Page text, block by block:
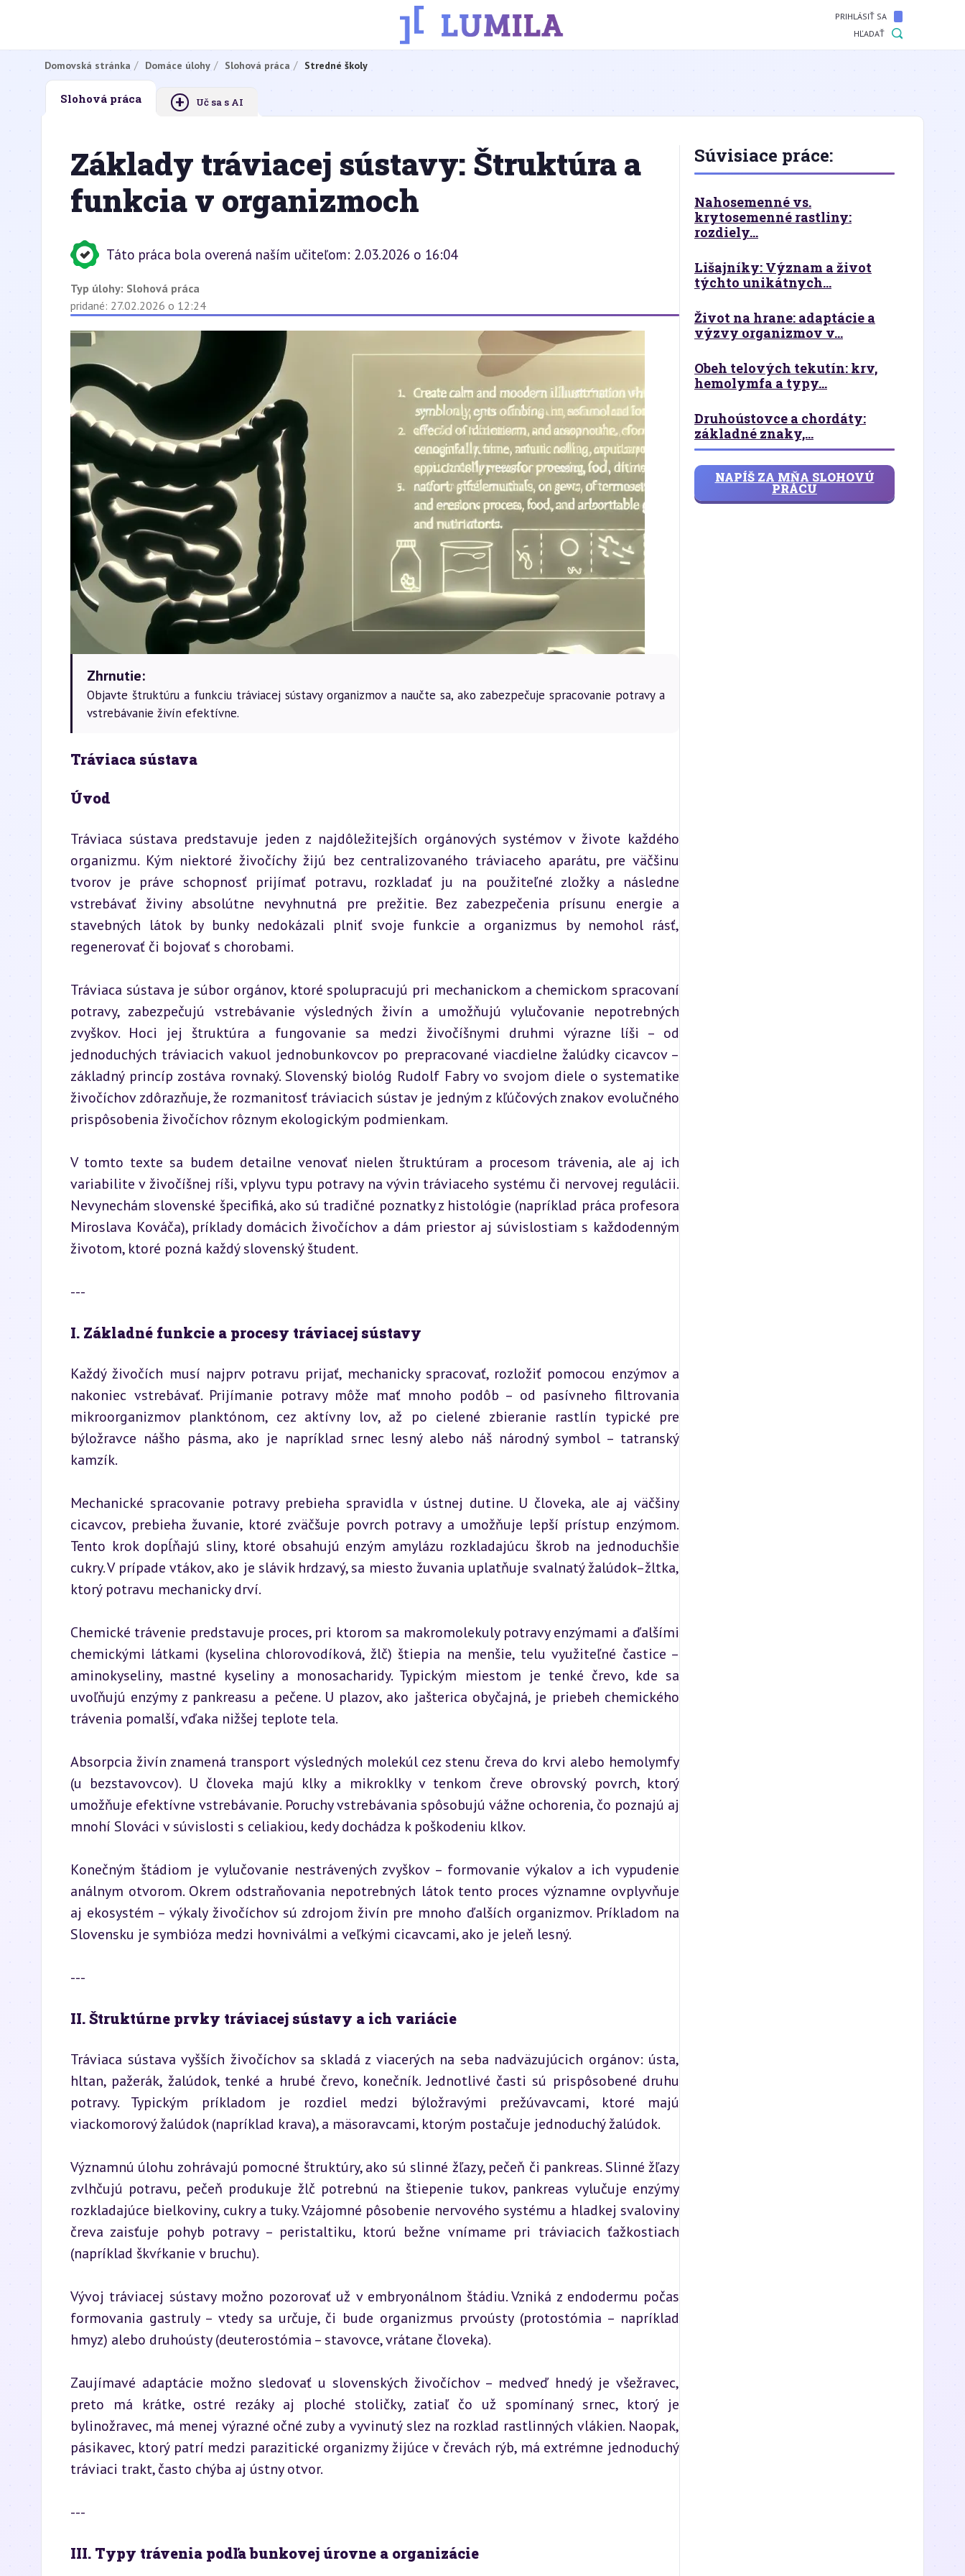
PRIHLÁSIŤ SA
HĽADAŤ
Domovská stránka Domáce úlohy Slohová práca Stredné školy
Slohová práca + Uč sa s AI
Základy tráviacej sústavy: Štruktúra a
funkcia v organizmoch
Táto práca bola overená naším učiteľom: 2.03.2026 o 16:04
Typ úlohy: Slohová práca
pridané: 27.02.2026 o 12:24
Zhrnutie:
Objavte štruktúru a funkciu tráviacej sústavy organizmov a naučte sa, ako zabezpečuje spracovanie potravy a
vstrebávanie živín efektívne.
Tráviaca sústava
Úvod
Tráviaca sústava predstavuje jeden z najdôležitejších orgánových systémov v živote každého
organizmu. Kým niektoré živočíchy žijú bez centralizovaného tráviaceho aparátu, pre väčšinu
tvorov je práve schopnosť prijímať potravu, rozkladať ju na použiteľné zložky a následne
vstrebávať živiny absolútne nevyhnutná pre prežitie. Bez zabezpečenia prísunu energie a
stavebných látok by bunky nedokázali plniť svoje funkcie a organizmus by nemohol rásť,
regenerovať či bojovať s chorobami.
Tráviaca sústava je súbor orgánov, ktoré spolupracujú pri mechanickom a chemickom spracovaní
potravy, zabezpečujú vstrebávanie výsledných živín a umožňujú vylučovanie nepotrebných
zvyškov. Hoci jej štruktúra a fungovanie sa medzi živočíšnymi druhmi výrazne líši – od
jednoduchých tráviacich vakuol jednobunkovcov po prepracované viacdielne žalúdky cicavcov –
základný princíp zostáva rovnaký. Slovenský biológ Rudolf Fabry vo svojom diele o systematike
živočíchov zdôrazňuje, že rozmanitosť tráviacich sústav je jedným z kľúčových znakov evolučného
prispôsobenia živočíchov rôznym ekologickým podmienkam.
V tomto texte sa budem detailne venovať nielen štruktúram a procesom trávenia, ale aj ich
variabilite v živočíšnej ríši, vplyvu typu potravy na vývin tráviaceho systému či nervovej regulácii.
Nevynechám slovenské špecifiká, ako sú tradičné poznatky z histológie (napríklad práca profesora
Miroslava Kováča), príklady domácich živočíchov a dám priestor aj súvislostiam s každodenným
životom, ktoré pozná každý slovenský študent.
---
I. Základné funkcie a procesy tráviacej sústavy
Každý živočích musí najprv potravu prijať, mechanicky spracovať, rozložiť pomocou enzýmov a
nakoniec vstrebávať. Prijímanie potravy môže mať mnoho podôb – od pasívneho filtrovania
mikroorganizmov planktónom, cez aktívny lov, až po cielené zbieranie rastlín typické pre
býložravce nášho pásma, ako je napríklad srnec lesný alebo náš národný symbol – tatranský
kamzík.
Mechanické spracovanie potravy prebieha spravidla v ústnej dutine. U človeka, ale aj väčšiny
cicavcov, prebieha žuvanie, ktoré zväčšuje povrch potravy a umožňuje lepší prístup enzýmom.
Tento krok dopĺňajú sliny, ktoré obsahujú enzým amylázu rozkladajúcu škrob na jednoduchšie
cukry. V prípade vtákov, ako je slávik hrdzavý, sa miesto žuvania uplatňuje svalnatý žalúdok–žltka,
ktorý potravu mechanicky drví.
Chemické trávenie predstavuje proces, pri ktorom sa makromolekuly potravy enzýmami a ďalšími
chemickými látkami (kyselina chlorovodíková, žlč) štiepia na menšie, telu využiteľné častice –
aminokyseliny, mastné kyseliny a monosacharidy. Typickým miestom je tenké črevo, kde sa
uvoľňujú enzýmy z pankreasu a pečene. U plazov, ako jašterica obyčajná, je priebeh chemického
trávenia pomalší, vďaka nižšej teplote tela.
Absorpcia živín znamená transport výsledných molekúl cez stenu čreva do krvi alebo hemolymfy
(u bezstavovcov). U človeka majú klky a mikroklky v tenkom čreve obrovský povrch, ktorý
umožňuje efektívne vstrebávanie. Poruchy vstrebávania spôsobujú vážne ochorenia, čo poznajú aj
mnohí Slováci v súvislosti s celiakiou, kedy dochádza k poškodeniu klkov.
Konečným štádiom je vylučovanie nestrávených zvyškov – formovanie výkalov a ich vypudenie
análnym otvorom. Okrem odstraňovania nepotrebných látok tento proces významne ovplyvňuje
aj ekosystém – výkaly živočíchov sú zdrojom živín pre mnoho ďalších organizmov. Príkladom na
Slovensku je symbióza medzi hovniválmi a veľkými cicavcami, ako je jeleň lesný.
---
II. Štruktúrne prvky tráviacej sústavy a ich variácie
Tráviaca sústava vyšších živočíchov sa skladá z viacerých na seba nadväzujúcich orgánov: ústa,
hltan, pažerák, žalúdok, tenké a hrubé črevo, konečník. Jednotlivé časti sú prispôsobené druhu
potravy. Typickým príkladom je rozdiel medzi býložravými prežúvavcami, ktoré majú
viackomorový žalúdok (napríklad krava), a mäsoravcami, ktorým postačuje jednoduchý žalúdok.
Významnú úlohu zohrávajú pomocné štruktúry, ako sú slinné žľazy, pečeň či pankreas. Slinné žľazy
zvlhčujú potravu, pečeň produkuje žlč potrebnú na štiepenie tukov, pankreas vylučuje enzýmy
rozkladajúce bielkoviny, cukry a tuky. Vzájomné pôsobenie nervového systému a hladkej svaloviny
čreva zaisťuje pohyb potravy – peristaltiku, ktorú bežne vnímame pri tráviacich ťažkostiach
(napríklad škvŕkanie v bruchu).
Vývoj tráviacej sústavy možno pozorovať už v embryonálnom štádiu. Vzniká z endodermu počas
formovania gastruly – vtedy sa určuje, či bude organizmus prvoústy (protostómia – napríklad
hmyz) alebo druhoústy (deuterostómia – stavovce, vrátane človeka).
Zaujímavé adaptácie možno sledovať u slovenských živočíchov – medveď hnedý je všežravec,
preto má krátke, ostré rezáky aj ploché stoličky, zatiaľ čo už spomínaný srnec, ktorý je
bylinožravec, má menej výrazné očné zuby a vyvinutý slez na rozklad rastlinných vlákien. Naopak,
pásikavec, ktorý patrí medzi parazitické organizmy žijúce v črevách rýb, má extrémne jednoduchý
tráviaci trakt, často chýba aj ústny otvor.
---
III. Typy trávenia podľa bunkovej úrovne a organizácie
Súvisiace práce:
Nahosemenné vs.
krytosemenné rastliny:
rozdiely...
Lišajníky: Význam a život
týchto unikátnych...
Život na hrane: adaptácie a
výzvy organizmov v...
Obeh telových tekutín: krv,
hemolymfa a typy...
Druhoústovce a chordáty:
základné znaky,...
NAPÍŠ ZA MŇA SLOHOVÚ
PRÁCU